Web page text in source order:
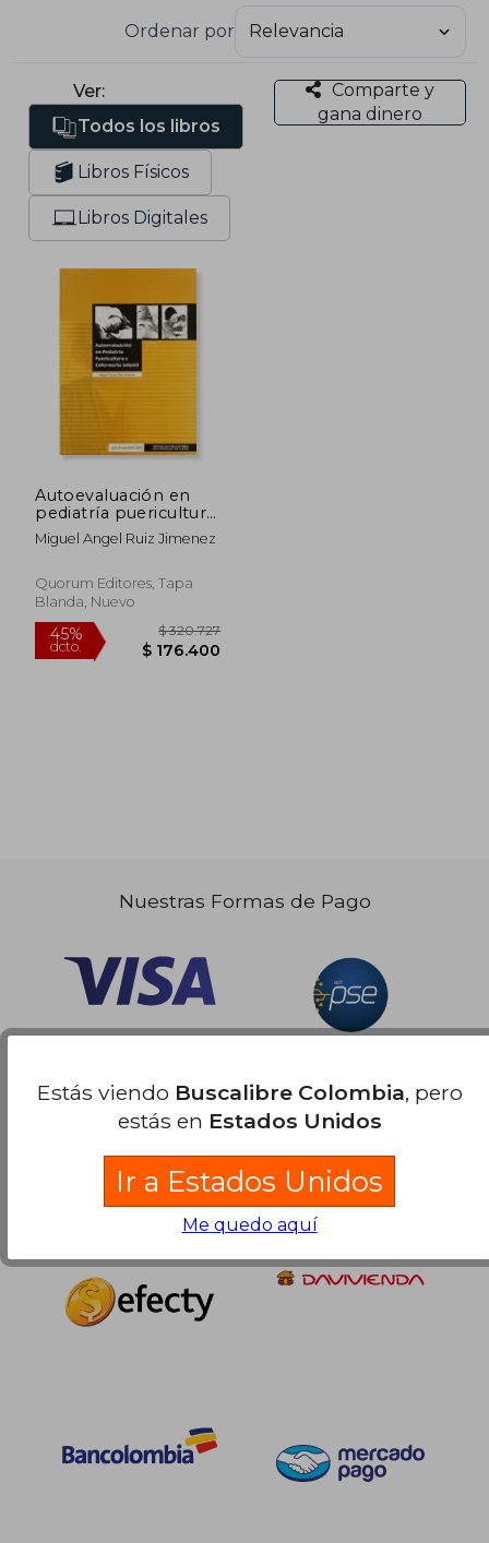
Ordenar por
Ver:
Todos los libros
Libros Físicos
Libros Digitales
Comparte y
gana dinero
Autoevaluación en
pediatría puericultura
y enfermería infantil
Miguel Angel Ruiz Jimenez
Quorum Editores, Tapa
Blanda, Nuevo
Nuestras Formas de Pago
Estás viendo Buscalibre Colombia, pero
estás en Estados Unidos
Ir a Estados Unidos
Me quedo aquí